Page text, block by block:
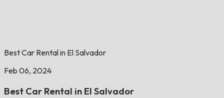
Best Car Rental in El Salvador
Feb 06, 2024
Best Car Rental in El Salvador